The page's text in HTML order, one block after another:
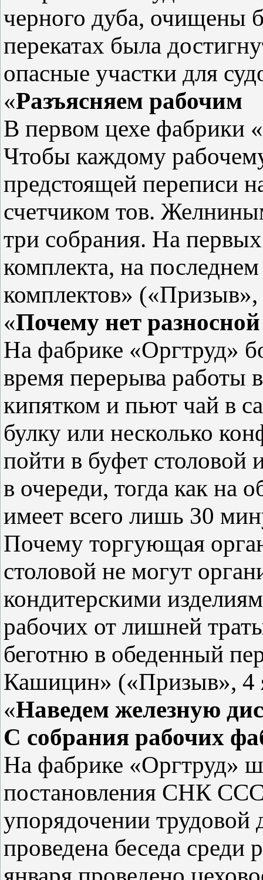
черного дуба, очищены
перекатах была
опасные участки для
«Разъясняем рабочим
В первом цехе фабрики
Чтобы каждому
предстоящей переписи
счетчиком тов.
три собрания. На
комплекта, на
комплектов»
«Почему нет
На фабрике «Оргтруд»
время перерыва работы
кипятком и пьют чай в
булку или несколько
пойти в буфет
в очереди, тогда как на
имеет всего лишь 30
Почему торгующая
столовой не могут
кондитерскими
рабочих от лишней
беготню в обеденный
Кашицин» («Призыв», 4
«Наведем железную
С собрания рабочих
На фабрике «Оргтруд»
постановления СНК
упорядочении
проведена беседа